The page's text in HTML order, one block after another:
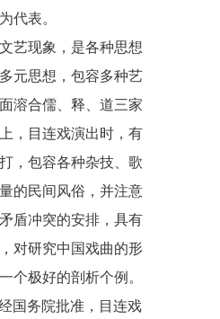
为代表。
艺现象，是各种思想
元思想，包容多种艺
溶合儒、 释、道三家
，目连戏演出时，有
，包容各种杂技、歌
的民间风俗，并注意
盾冲突的安排，具有
对研究中国戏曲的形
个极好的剖析个例。
国务院批准，目连戏